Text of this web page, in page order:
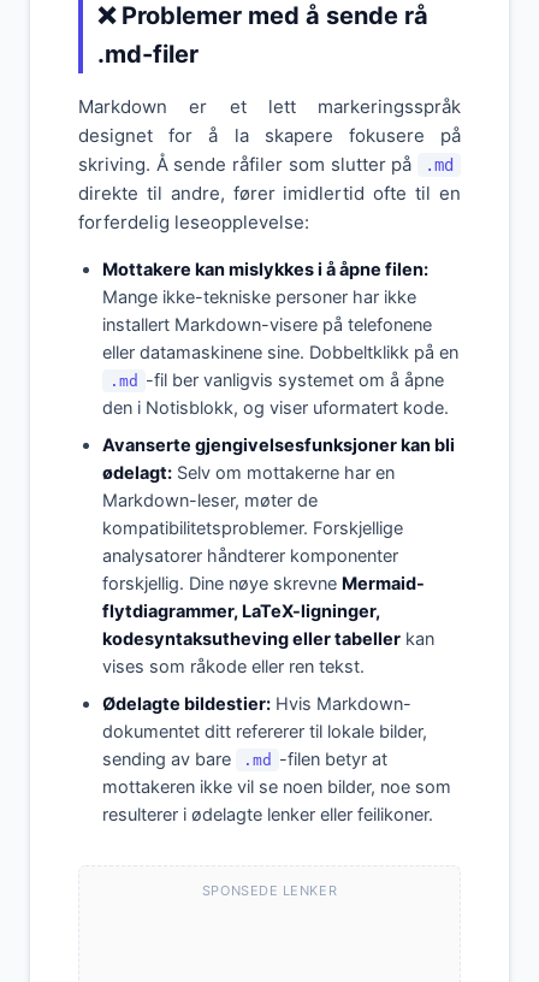
❌ Problemer med å sende rå
.md-filer
Markdown er et lett markeringsspråk
designet for å la skapere fokusere på
skriving. Å sende råfiler som slutter på
.md
direkte til andre, fører imidlertid ofte til en
forferdelig leseopplevelse:
Mottakere kan mislykkes i å åpne filen:
Mange ikke-tekniske personer har ikke
installert Markdown-visere på telefonene
eller datamaskinene sine. Dobbeltklikk på en
.md -fil ber vanligvis systemet om å åpne
den i Notisblokk, og viser uformatert kode.
Avanserte gjengivelsesfunksjoner kan bli
ødelagt: Selv om mottakerne har en
Markdown-leser, møter de
kompatibilitetsproblemer. Forskjellige
analysatorer håndterer komponenter
forskjellig. Dine nøye skrevne Mermaid-
flytdiagrammer, LaTeX-ligninger,
kodesyntaksutheving eller tabeller kan
vises som råkode eller ren tekst.
Ødelagte bildestier: Hvis Markdown-
dokumentet ditt refererer til lokale bilder,
sending av bare
.md -filen betyr at
mottakeren ikke vil se noen bilder, noe som
resulterer i ødelagte lenker eller feilikoner.
SPONSEDE LENKER